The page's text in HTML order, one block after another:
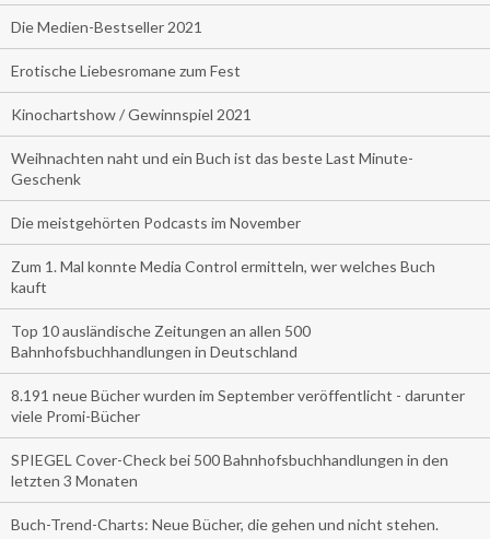
Die Medien-Bestseller 2021
Erotische Liebesromane zum Fest
Kinochartshow / Gewinnspiel 2021
Weihnachten naht und ein Buch ist das beste Last Minute-
Geschenk
Die meistgehörten Podcasts im November
Zum 1. Mal konnte Media Control ermitteln, wer welches Buch
kauft
Top 10 ausländische Zeitungen an allen 500
Bahnhofsbuchhandlungen in Deutschland
8.191 neue Bücher wurden im September veröffentlicht - darunter
viele Promi-Bücher
SPIEGEL Cover-Check bei 500 Bahnhofsbuchhandlungen in den
letzten 3 Monaten
Buch-Trend-Charts: Neue Bücher, die gehen und nicht stehen.